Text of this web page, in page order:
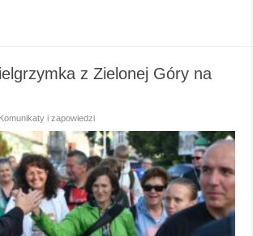
z Zielonej Góry na
Komunikaty i zapowiedzi